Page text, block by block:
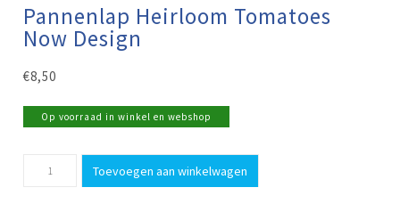
Pannenlap Heirloom Tomatoes
Now Design
€8,50
Op voorraad in winkel en webshop
Heirloom
Toevoegen aan winkelwagen